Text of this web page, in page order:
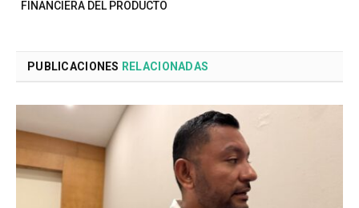
FINANCIERA DEL PRODUCTO
PUBLICACIONES RELACIONADAS